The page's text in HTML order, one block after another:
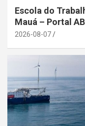
Escola do
Mauá – Portal
2026-08-07